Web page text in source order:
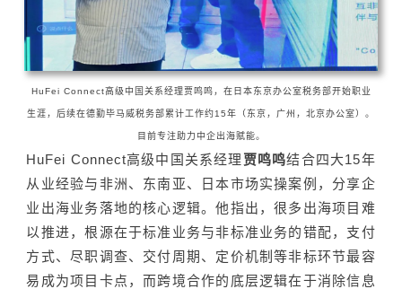
HuFei Connect高级中国关系经理贾鸣鸣，在日本东京办公室税务部开始职业
生涯，后续在德勤毕马威税务部累计工作约15年（东京，广州，北京办公室）。
目前专注助力中企出海赋能。
HuFei Connect高级中国关系经理 贾鸣鸣结合四大15年
从业经验与非洲、东南亚、日本市场实操案例，分享企
业出海业务落地的核心逻辑。他指出，很多出海项目难
以推进，根源在于标准业务与非标准业务的错配，支付
方式、尽职调查、交付周期、定价机制等非标环节最容
易成为项目卡点，而跨境合作的底层逻辑在于消除信息